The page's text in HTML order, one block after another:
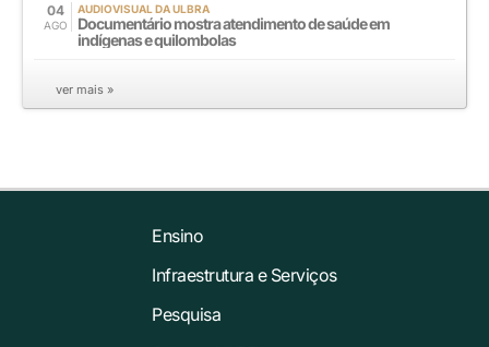
04
AGO
AUDIOVISUAL DA ULBRA
Documentário mostra atendimento de saúde em
indígenas e quilombolas
ver mais »
Ensino
Infraestrutura e Serviços
Pesquisa